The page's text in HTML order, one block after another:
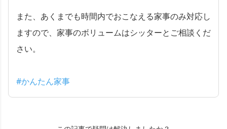
また、あくまでも時間内でおこなえる家事のみ対応し
ますので、家事のボリュームはシッターとご相談くだ
さい。
#かんたん家事